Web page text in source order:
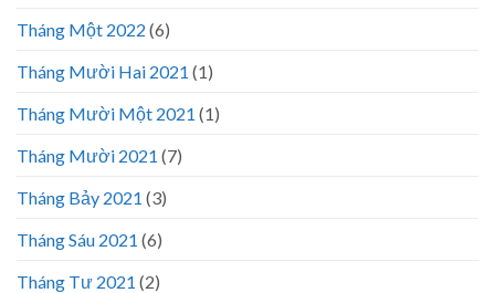
Tháng Một 2022 (6)
Tháng Mười Hai 2021 (1)
Tháng Mười Một 2021 (1)
Tháng Mười 2021 (7)
Tháng Bảy 2021 (3)
Tháng Sáu 2021 (6)
Tháng Tư 2021 (2)